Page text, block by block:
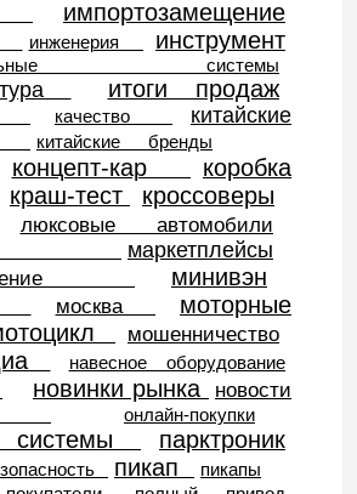
импортозамещение
инженерия инструмент
системы
итоги продаж
качество
китайские
китайские бренды
концепт-кар
коробка
краш-тест
кроссоверы
люксовые автомобили
маркетплейсы
минивэн
москва
моторные
мошенничество
навесное оборудование
новинки рынка
новости
онлайн-покупки
системы парктроник
пикап пикапы